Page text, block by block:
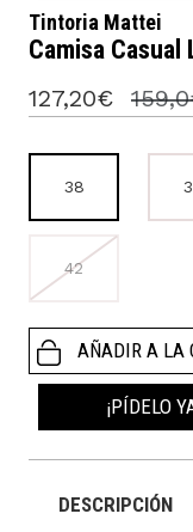
Tintoria Mattei
Camisa Casual
127,20€
38
42
AÑADIR A LA
¡PÍDELO
DESCRIPCIÓN